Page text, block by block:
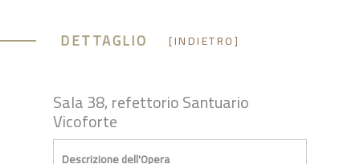
DETTAGLIO [INDIETRO]
Sala 38, refettorio Santuario
Vicoforte
Descrizione dell'Opera